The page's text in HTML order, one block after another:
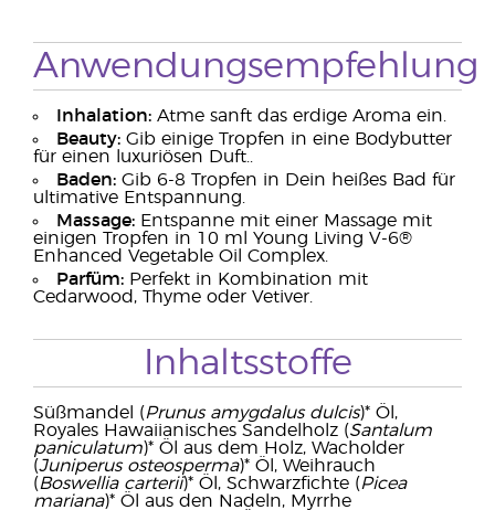
Anwendungsempfehlung
Inhalation: Atme sanft das erdige Aroma ein.
Beauty: Gib einige Tropfen in eine Bodybutter
für einen luxuriösen Duft..
Baden: Gib 6-8 Tropfen in Dein heißes Bad für
ultimative Entspannung.
Massage: Entspanne mit einer Massage mit
einigen Tropfen in 10 ml Young Living V-6®
Enhanced Vegetable Oil Complex.
Parfüm: Perfekt in Kombination mit
Cedarwood, Thyme oder Vetiver.
Inhaltsstoffe
Süßmandel (Prunus amygdalus dulcis)* Öl,
Royales Hawaiianisches Sandelholz (Santalum
paniculatum)* Öl aus dem Holz, Wacholder
(Juniperus osteosperma)* Öl, Weihrauch
(Boswellia carterii)* Öl, Schwarzfichte (Picea
mariana)* Öl aus den Nadeln, Myrrhe